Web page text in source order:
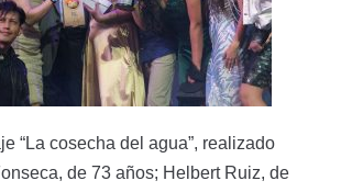
“La cosecha del agua”, realizado
de 73 años; Helbert Ruiz, de